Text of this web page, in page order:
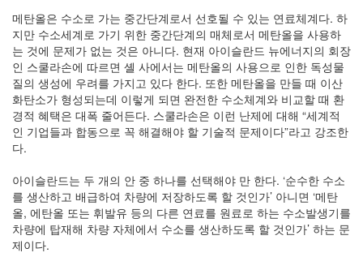
메탄올은 수소로 가는 중간단계로서 선호될 수 있는 연료체계다. 하
지만 수소세계로 가기 위한 중간단계의 매체로서 메탄올을 사용하
는 것에 문제가 없는 것은 아니다. 현재 아이슬란드 뉴에너지의 회장
인 스쿨라손에 따르면 셸 사에서는 메탄올의 사용으로 인한 독성물
질의 생성에 우려를 가지고 있다 한다. 또한 메탄올을 만들 때 이산
화탄소가 형성되는데 이렇게 되면 완전한 수소체계와 비교할 때 환
경적 혜택은 대폭 줄어든다. 스쿨라손은 이런 난제에 대해 “세계적
인 기업들과 합동으로 꼭 해결해야 할 기술적 문제이다”라고 강조한
다.
아이슬란드는 두 개의 안 중 하나를 선택해야 만 한다. ‘순수한 수소
를 생산하고 배급하여 차량에 저장하도록 할 것인가’ 아니면 ‘메탄
올, 에탄올 또는 휘발유 등의 다른 연료를 원료로 하는 수소발생기를
차량에 탑재해 차량 자체에서 수소를 생산하도록 할 것인가’ 하는 문
제이다.